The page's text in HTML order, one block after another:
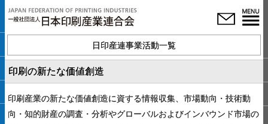
日印産連事業活動一覧
印刷の新たな価値創造
印刷産業の新たな価値創造に資する情報収集、市場動向・技術動
向・知的財産の調査・分析やグローバルおよびインバウンド市場の